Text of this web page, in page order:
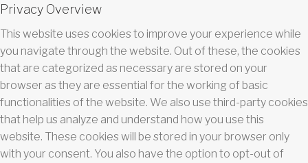
Privacy Overview
This website uses cookies to improve your experience while
you navigate through the website. Out of these, the cookies
that are categorized as necessary are stored on your
browser as they are essential for the working of basic
functionalities of the website. We also use third-party cookies
that help us analyze and understand how you use this
website. These cookies will be stored in your browser only
with your consent. You also have the option to opt-out of